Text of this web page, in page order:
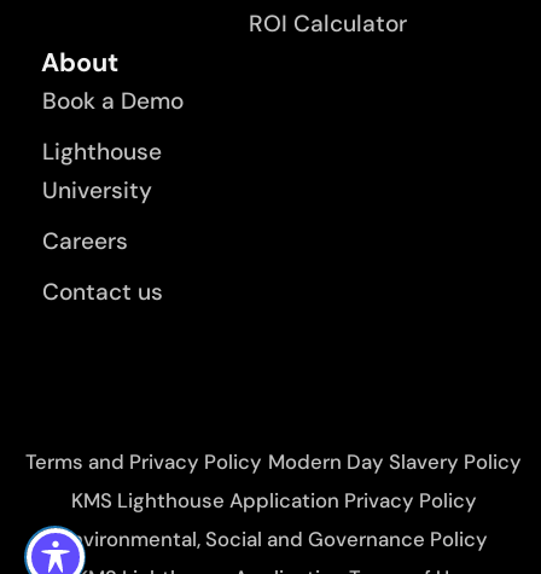
ROI Calculator
About
Book a Demo
Lighthouse
University
Careers
Contact us
Terms and Privacy Policy Modern Day Slavery Policy
KMS Lighthouse Application Privacy Policy
Environmental, Social and Governance Policy